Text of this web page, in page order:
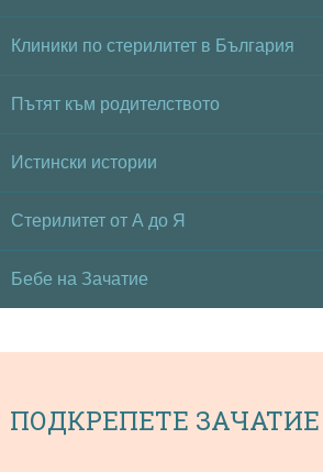
Клиники по стерилитет в България
Пътят към родителството
Истински истории
Стерилитет от А до Я
Бебе на Зачатие
ПОДКРЕПЕТЕ ЗАЧАТИЕ